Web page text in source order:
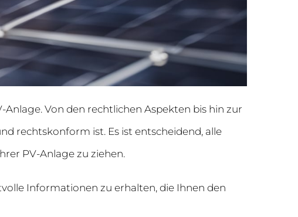
Von den rechtlichen Aspekten bis hin zur
rechtskonform ist. Es ist entscheidend, alle
PV-Anlage zu ziehen.
Informationen zu erhalten, die Ihnen den